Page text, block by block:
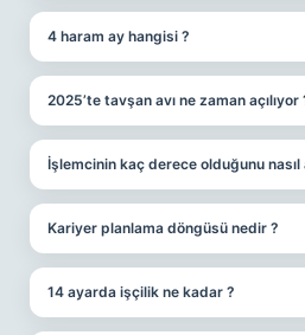
4 haram ay hangisi ?
2025’te tavşan avı ne zaman açılıyor
İşlemcinin kaç derece olduğunu nasıl
Kariyer planlama döngüsü nedir ?
14 ayarda işçilik ne kadar ?